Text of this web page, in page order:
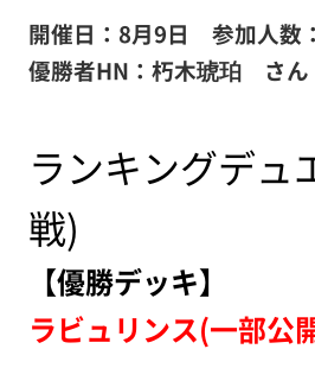
開催日：8月9日 参加人数
優勝者HN：朽木琥珀 さん
ランキングデュ
戦)
【優勝デッキ】
ラビュリンス(一部公